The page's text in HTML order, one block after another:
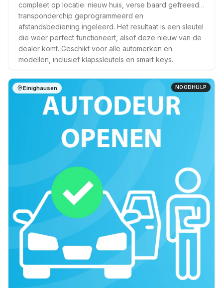
compleet op locatie: nieuw huis, verse baard gefreesd,
transponderchip geprogrammeerd en
afstandsbediening ingeleerd. Het resultaat is een sleutel
die weer perfect functioneert, alsof deze nieuw van de
dealer komt. Geschikt voor alle automerken en
modellen, inclusief klapssleutels en smart keys.
6 mnd garantie Snel ter plaatse
Einighausen
Einighausen NOODHULP